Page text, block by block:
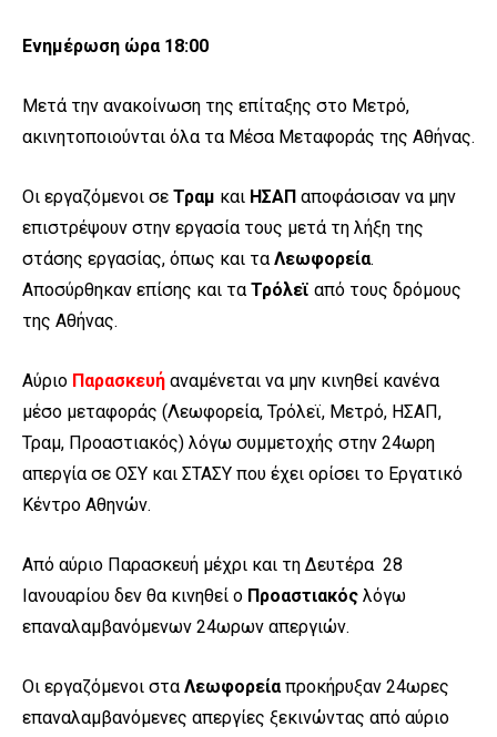
Ενημέρωση ώρα 18:00
Μετά την ανακοίνωση της επίταξης στο Μετρό,
ακινητοποιούνται όλα τα Μέσα Μεταφοράς της Αθήνας.
Οι εργαζόμενοι σε Τραμ και ΗΣΑΠ αποφάσισαν να μην
επιστρέψουν στην εργασία τους μετά τη λήξη της
στάσης εργασίας, όπως και ταΛεωφορεία.
Αποσύρθηκαν επίσης και ταΤρόλεϊ από τους δρόμους
της Αθήνας.
Αύριο Παρασκευή αναμένεται να μην κινηθεί κανένα
μέσο μεταφοράς (Λεωφορεία, Τρόλεϊ, Μετρό, ΗΣΑΠ,
Τραμ, Προαστιακός) λόγω συμμετοχής στην 24ωρη
απεργία σε ΟΣΥ και ΣΤΑΣΥ που έχει ορίσει το Εργατικό
Κέντρο Αθηνών.
Από αύριο Παρασκευή μέχρι και τη Δευτέρα 28
Ιανουαρίου δεν θα κινηθεί ο Προαστιακός λόγω
επαναλαμβανόμενων 24ωρων απεργιών.
Οι εργαζόμενοι σταΛεωφορείαπροκήρυξαν 24ωρες
επαναλαμβανόμενες απεργίες ξεκινώντας από αύριο